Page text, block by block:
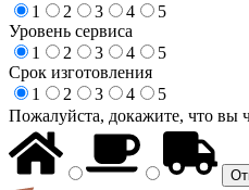
1
2 3 4
5
Уровень сервиса
1
2 3 4
5
Срок изготовления
1
2 3 4
5
Пожалуйста, докажите, что вы